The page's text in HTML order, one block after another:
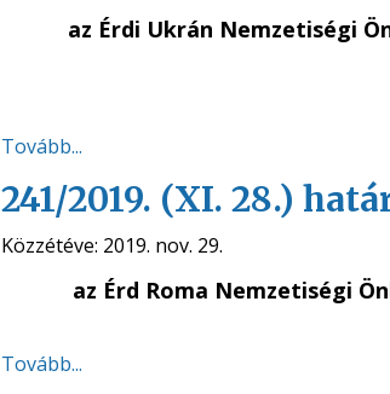
az Érdi Ukrán Nemzetiségi
Tovább...
241/2019. (XI. 28.)
Közzétéve: 2019. nov. 29.
az Érd Roma Nemzetiségi
Tovább...